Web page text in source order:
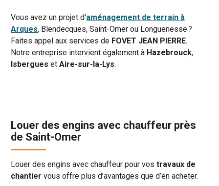
Vous avez un projet d'aménagement de terrain à
Arques, Blendecques, Saint-Omer ou Longuenesse ?
Faites appel aux services de FOVET JEAN PIERRE.
Notre entreprise intervient également à Hazebrouck,
Isbergues etAire-sur-la-Lys.
Louer des engins avec chauffeur près
de Saint-Omer
Louer des engins avec chauffeur pour vostravaux de
chantier vous offre plus d’avantages que d’en acheter.